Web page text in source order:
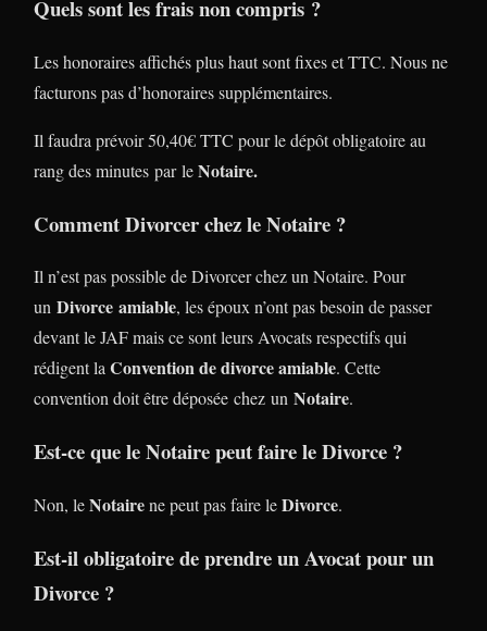
Quels sont les frais non compris ?
Les honoraires affichés plus haut sont fixes et TTC. Nous ne
facturons pas d’honoraires supplémentaires.
Il faudra prévoir 50,40€ TTC pour le dépôt obligatoire au
rang des minutes par leNotaire.
Comment Divorcer chez le Notaire ?
Il n’est pas possible de Divorcer chez un Notaire. Pour
un Divorce amiable, les époux n’ont pas besoin de passer
devant le JAF mais ce sont leurs Avocats respectifs qui
rédigent laConvention de divorce amiable. Cette
convention doit être déposée chez un Notaire.
Est-ce que le Notaire peut faire le Divorce ?
Non, leNotairene peut pas faire leDivorce.
Est-il obligatoire de prendre un Avocat pour un
Divorce ?